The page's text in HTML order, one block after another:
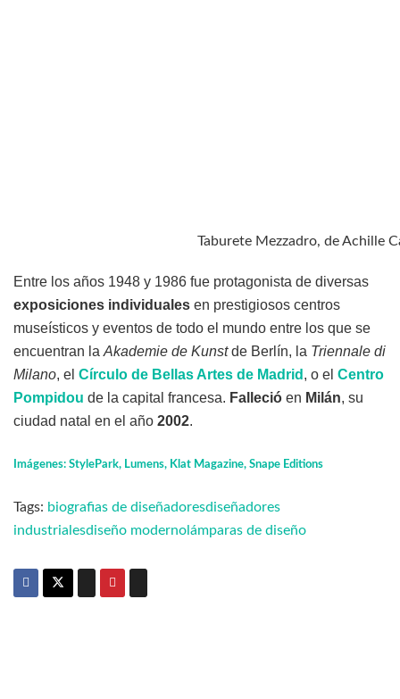
Taburete Mezzadro, de Achille
Entre los años 1948 y 1986 fue protagonista de diversas
exposiciones individuales en prestigiosos centros
museísticos y eventos de todo el mundo entre los que se
encuentran la Akademie de Kunstde Berlín, la Triennale di
Milano, el Círculo de Bellas Artes de Madrid , o el Centro
Pompidou de la capital francesa. Falleció en Milán, su
ciudad natal en el año 2002.
Imágenes: StylePark, Lumens, Klat Magazine, Snape Editions
Tags: biografias de diseñadoresdiseñadores
industrialesdiseño moderno lámparas de diseño